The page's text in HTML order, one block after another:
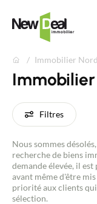
Immobilier Nord
Filtres
Nous sommes
recherche de biens
demande élevée, il
avant même d'être
priorité aux clients
sélection.